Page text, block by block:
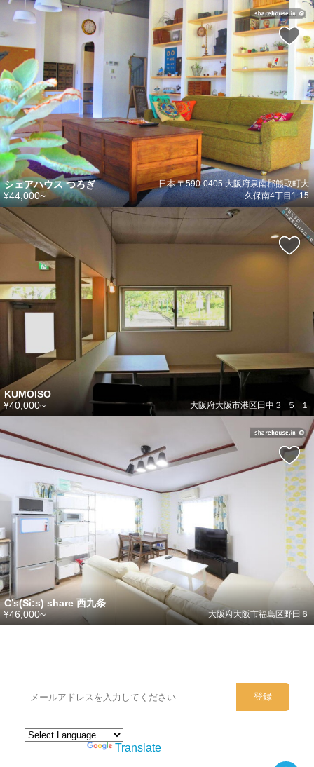
シェアハウス つろぎ
日本 〒590-0405 大阪府泉南郡熊取町大
久保南4丁目1-15
¥44,000~
KUMOISO
大阪府大阪市港区田中３−５−１
¥40,000~
C’s(Si:s) share 西九条
大阪府大阪市福島区野田６
¥46,000~
Translate